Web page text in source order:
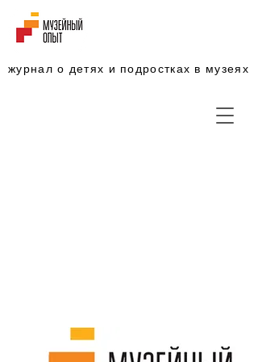
журнал о детях и подростках в музеях